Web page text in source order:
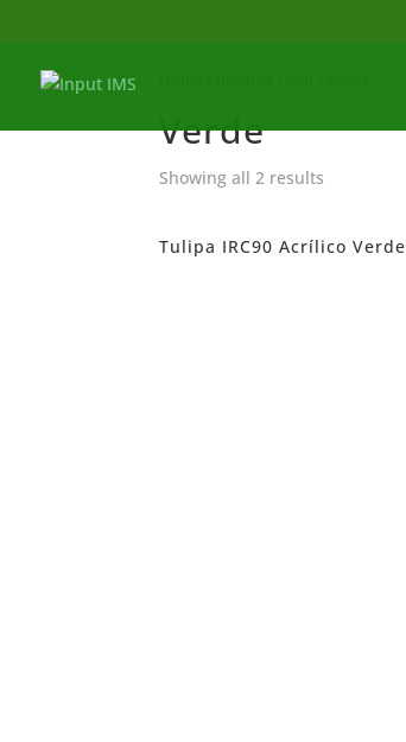
Verde
Showing all 2 results
Tulipa IRC90 Acrílico Verde